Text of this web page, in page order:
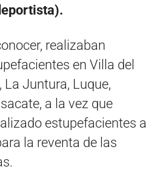
realizaban
en Villa del
La Juntura, Luque,
a la vez que
estupefacientes a
la reventa de las